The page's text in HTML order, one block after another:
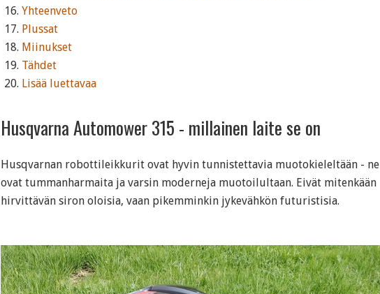
Yhteenveto
Plussat
Miinukset
Tähdet
Lisää luettavaa
Husqvarna Automower 315 - millainen laite se on
Husqvarnan robottileikkurit ovat hyvin tunnistettavia muotokieleltään - ne
ovat tummanharmaita ja varsin moderneja muotoilultaan. Eivät mitenkään
hirvittävän siron oloisia, vaan pikemminkin jykevähkön futuristisia.